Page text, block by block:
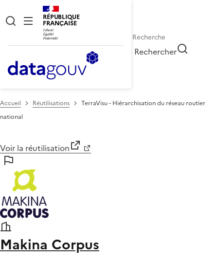
RÉPUBLIQUE
FRANÇAISE
Rechercher
Accueil Réutilisations
TerraVisu - Hiérarchisation du réseau routier
national
Voir la réutilisation
Makina Corpus